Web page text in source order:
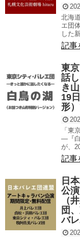
北海
エ団
した
記事
東
話
き
19
形
「東
―『白
が、
記事
日
公
（
団
バ